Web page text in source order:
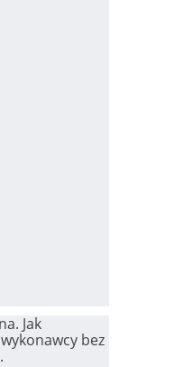
Jak
bez